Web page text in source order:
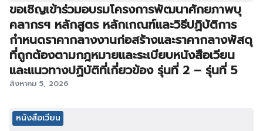
ขอเชิญเข้าร่วมอบรมโครงการพัฒนาศักยภาพบุ
คลากรฯ หลักสูตร หลักเกณฑ์และวิธีปฏิบัติการ
กำหนดราคากลางงานก่อสร้างและราคากลางพัสดุ
ที่ถูกต้องตามกฎหมายและระเบียบหนังสือเวียน
และแนวทางปฏิบัติที่เกี่ยวข้อง รุ่นที่ 2 – รุ่นที่ 5
สิงหาคม 5, 2026
หนังสือเวียน